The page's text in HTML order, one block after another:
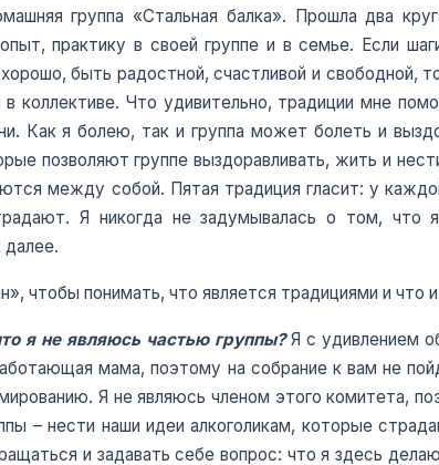
группа «Стальная балка». Прошла два
практику в своей группе и в семье. Если
быть радостной, счастливой и свободной,
коллективе. Что удивительно, традиции мне
Как я болею, так и группа может болеть и
позволяют группе выздоравливать, жить и
между собой. Пятая традиция гласит: у
Я никогда не задумывалась о том, что
далее.
чтобы понимать, что является традициями и что
я не являюсь частью группы?Я с удивлением
мама, поэтому на собрание к вам не
Я не являюсь членом этого комитета,
– нести наши идеи алкоголикам, которые
и задавать себе вопрос: что я здесь